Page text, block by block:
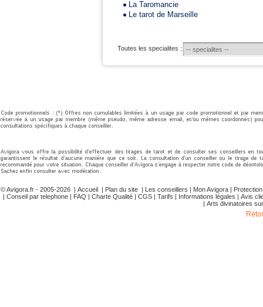
La Taromancie
Le tarot de Marseille
Toutes les specialites :
© Avigora.fr - 2005-2026 | Accueil| Plan du site| Les conseillers | Mon Avigora|
| Conseil par telephone| FAQ | Charte Qualité| CGS| Tarifs | Informations légales | Avis
| Arts divinatoires